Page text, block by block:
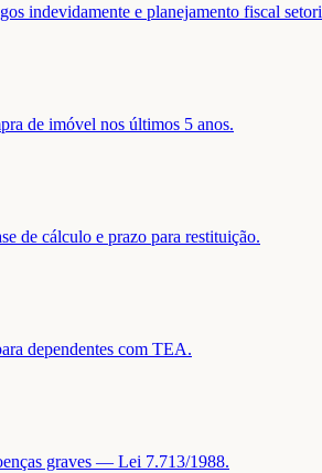
indevidamente e planejamento fiscal
de imóvel nos últimos 5 anos.
de cálculo e prazo para restituição.
dependentes com TEA.
graves — Lei 7.713/1988.